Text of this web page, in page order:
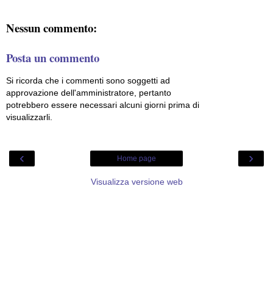
Nessun commento:
Posta un commento
Si ricorda che i commenti sono soggetti ad
approvazione dell'amministratore, pertanto
potrebbero essere necessari alcuni giorni prima di
visualizzarli.
‹ ›
Home page
Visualizza versione web